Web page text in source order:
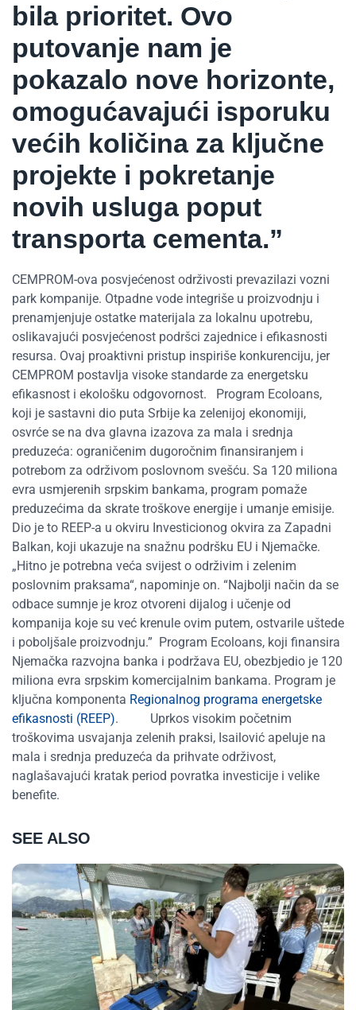
bila prioritet. Ovo
putovanje nam je
pokazalo nove horizonte,
omogućavajući isporuku
većih količina za ključne
projekte i pokretanje
novih usluga poput
transporta cementa.”
CEMPROM-ova posvjećenost održivosti prevazilazi vozni
park kompanije. Otpadne vode integriše u proizvodnju i
prenamjenjuje ostatke materijala za lokalnu upotrebu,
oslikavajući posvjećenost podršci zajednice i efikasnosti
resursa. Ovaj proaktivni pristup inspiriše konkurenciju, jer
CEMPROM postavlja visoke standarde za energetsku
efikasnost i ekološku odgovornost.
Program Ecoloans,
koji je sastavni dio puta Srbije ka zelenijoj ekonomiji,
osvrće se na dva glavna izazova za mala i srednja
preduzeća: ograničenim dugoročnim finansiranjem i
potrebom za održivom poslovnom svešću. Sa 120 miliona
evra usmjerenih srpskim bankama, program pomaže
preduzećima da skrate troškove energije i umanje emisije.
Dio je to REEP-a u okviru Investicionog okvira za Zapadni
Balkan, koji ukazuje na snažnu podršku EU i Njemačke.
„Hitno je potrebna veća svijest o održivim i zelenim
poslovnim praksama“, napominje on. “Najbolji način da se
odbace sumnje je kroz otvoreni dijalog i učenje od
kompanija koje su već krenule ovim putem, ostvarile uštede
i poboljšale proizvodnju.” Program Ecoloans, koji finansira
Njemačka razvojna banka i podržava EU, obezbjedio je 120
miliona evra srpskim komercijalnim bankama. Program je
ključna komponenta Regionalnog programa energetske
efikasnosti (REEP).
Uprkos visokim početnim
troškovima usvajanja zelenih praksi, Isailović apeluje na
mala i srednja preduzeća da prihvate održivost,
naglašavajući kratak period povratka investicije i velike
benefite.
SEE ALSO